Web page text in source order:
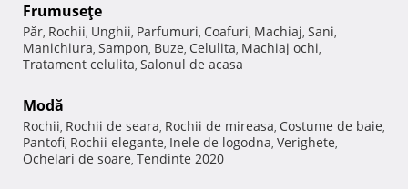
Frumuseţe
Păr, Rochii, Unghii, Parfumuri, Coafuri, Machiaj, Sani,
Manichiura, Sampon, Buze, Celulita, Machiaj ochi,
Tratament celulita, Salonul de acasa
Modă
Rochii, Rochii de seara, Rochii de mireasa, Costume de baie,
Pantofi, Rochii elegante, Inele de logodna, Verighete,
Ochelari de soare, Tendinte 2020